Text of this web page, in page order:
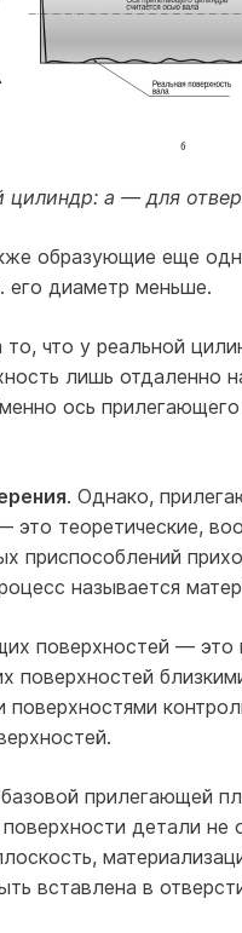
а — для
образующие еще
его диаметр меньше.
что у реальной
лишь отдаленно
ось
. Однако,
это теоретические,
приспособлений
называется
поверхностей — это
поверхностями
прилегающей
детали
вставлена в